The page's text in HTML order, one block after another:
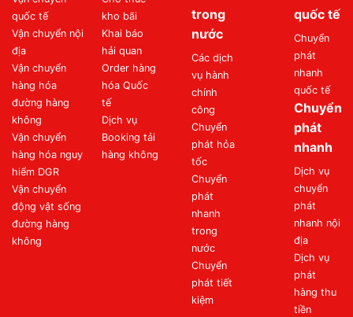
quốc tế
Vận chuyển nội
địa
Vận chuyển
hàng hóa
đường hàng
không
Vận chuyển
hàng hóa nguy
hiểm DGR
Vận chuyển
động vật sống
đường hàng
không
kho bãi
Khai báo
hải quan
Order hàng
hóa Quốc
tế
Dịch vụ
Booking tải
hàng không
trong
nước
Các dịch
vụ hành
chính
công
Chuyển
phát hỏa
tốc
Chuyển
phát
nhanh
trong
nước
Chuyển
phát tiết
kiệm
quốc tế
Chuyển
phát
nhanh
quốc tế
Chuyển
phát
nhanh
Dịch vụ
chuyển
phát
nhanh nội
địa
Dịch vụ
phát
hàng thu
tiền